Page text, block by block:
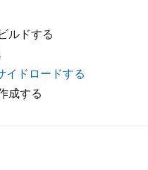
ルドする
イドロードする
成する